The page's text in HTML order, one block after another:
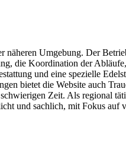
näheren Umgebung. Der
die Koordination der
und eine spezielle
bietet die Website auch
Zeit. Als regional
und sachlich, mit Fokus auf